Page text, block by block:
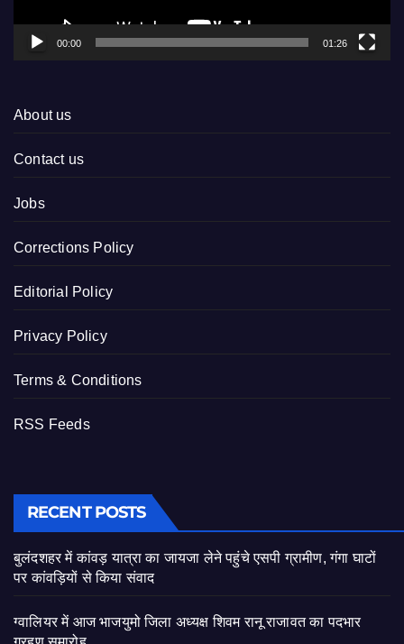
00:00 01:26
About us
Contact us
Jobs
Corrections Policy
Editorial Policy
Privacy Policy
Terms & Conditions
RSS Feeds
RECENT POSTS
बुलंदशहर में कांवड़ यात्रा का जायजा लेने पहुंचे एसपी ग्रामीण, गंगा घाटों
पर कांवड़ियों से किया संवाद
ग्वालियर में आज भाजयुमो जिला अध्यक्ष शिवम रानू राजावत का पदभार